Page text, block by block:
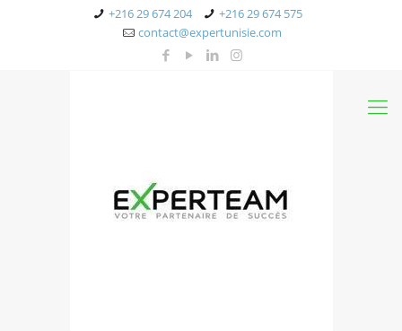
+216 29 674 204
+216 29 674 575
contact@expertunisie.com